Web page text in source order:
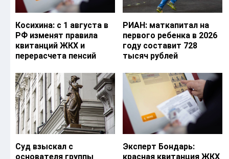
Косихина: с 1 августа в
РФ изменят правила
квитанций ЖКХ и
перерасчета пенсий
РИАН: маткапитал на
первого ребенка в 2026
году составит 728
тысяч рублей
Суд взыскал с
основателя группы
Эксперт Бондарь:
красная квитанция ЖКХ